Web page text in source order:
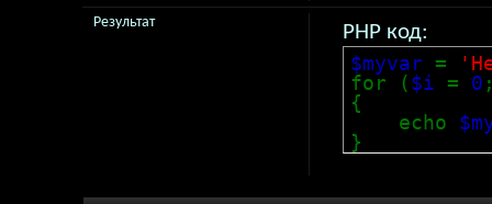
PHP код:
$myvar =
for ($i = 0
{
echo
}
Результат